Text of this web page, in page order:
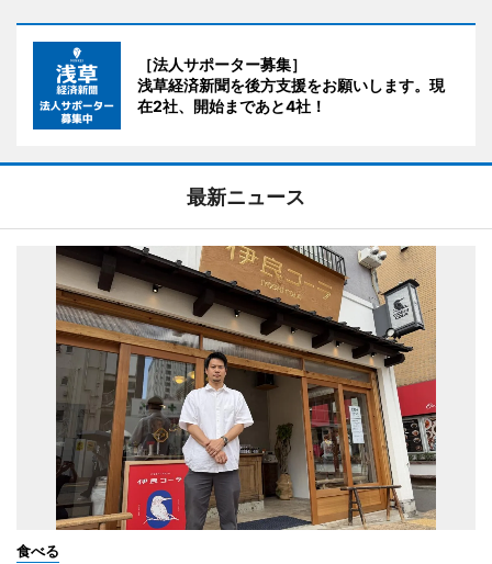
［法人サポーター募集］
浅草経済新聞を後方支援をお願いします。現
在2社、開始まであと4社！
最新ニュース
食べる